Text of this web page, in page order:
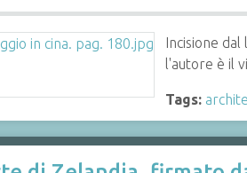
Incisione
l'autore è il
Tags: